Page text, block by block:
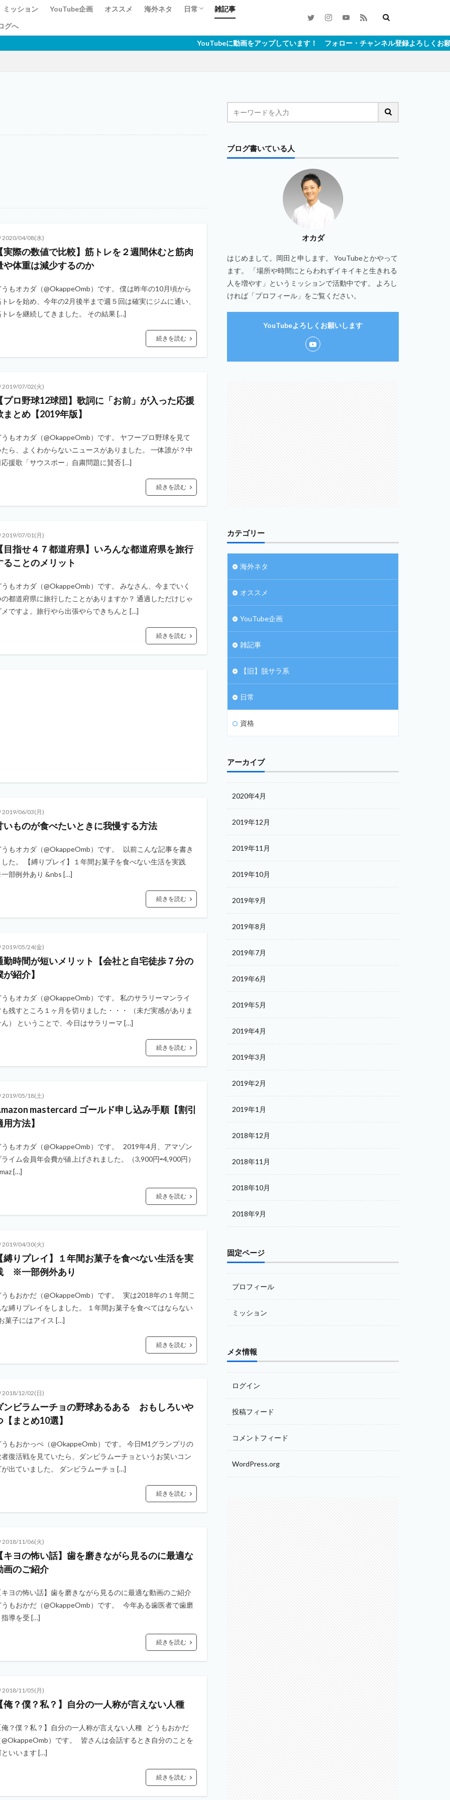
ミッション YouTube企画 オススメ 海外ネタ 日常
雑記事
グへ
YouTubeに動画をアップしています！ フォロー・チャンネル登録よろしくお願いします！
2020/04/08(水)
実際の数値で比較】筋トレを２週間休むと筋肉
や体重は減少するのか
うもオカダ（@OkappeOmb）です。 僕は昨年の10月頃から
レを始め、今年の2月後半まで週５回は確実にジムに通い、
トレを継続してきました。 その結果 […]
続きを読む
2019/07/02(火)
プロ野球12球団】歌詞に「お前」が入った応援
まとめ【2019年版】
うもオカダ（@OkappeOmb）です。 ヤフープロ野球を見て
たら、よくわからないニュースがありました。 一体誰が？中
応援歌「サウスポー」自粛問題に賛否 […]
続きを読む
2019/07/01(月)
目指せ４７都道府県】いろんな都道府県を旅行
ることのメリット
うもオカダ（@OkappeOmb）です。 みなさん、今までいく
の都道府県に旅行したことがありますか？ 通過しただけじゃ
メですよ。旅行やら出張やらできちんと […]
続きを読む
2019/06/03(月)
いものが食べたいときに我慢する方法
うもオカダ（@OkappeOmb）です。 以前こんな記事を書き
した。 【縛りプレイ】１年間お菓子を食べない生活を実践
部例外あり &nbs […]
続きを読む
2019/05/24(金)
勤時間が短いメリット【会社と自宅徒歩７分の
が紹介】
うもオカダ（@OkappeOmb）です。 私のサラリーマンライ
も残すところ１ヶ月を切りました・・・ （未だ実感がありま
ん） ということで、今日はサラリーマ […]
続きを読む
2019/05/18(土)
mastercard ゴールド申し込み手順【割引
用方法】
うもオカダ（@OkappeOmb）です。 2019年4月、アマゾン
イム会員年会費が値上げされました。（3,900円⇨4,900円）
[…]
続きを読む
2019/04/30(火)
縛りプレイ】１年間お菓子を食べない生活を実
※一部例外あり
うもおかだ（@OkappeOmb）です。 実は2018年の１年間こ
な縛りプレイをしました。 １年間お菓子を食べてはならない
菓子にはアイス […]
続きを読む
2018/12/02(日)
ンビラムーチョの野球あるある おもしろいや
【まとめ10選】
うもおかっぺ（@OkappeOmb）です。 今日M1グランプリの
者復活戦を見ていたら、ダンビラムーチョというお笑いコン
が出ていました。 ダンビラムーチョ […]
続きを読む
2018/11/06(火)
キヨの怖い話】歯を磨きながら見るのに最適な
画のご紹介
キヨの怖い話】歯を磨きながら見るのに最適な動画のご紹介
うもおかだ（@OkappeOmb）です。 今年ある歯医者で歯磨
指導を受 […]
続きを読む
2018/11/05(月)
俺？僕？私？】自分の一人称が言えない人種
俺？僕？私？】自分の一人称が言えない人種 どうもおかだ
@OkappeOmb）です。 皆さんは会話するとき自分のことを
といいます […]
続きを読む
ブログ書いている人
オカダ
はじめまして。岡田と申します。 YouTubeとかやって
ます。 「場所や時間にとらわれずイキイキと生きれる
人を増やす」というミッションで活動中です。 よろし
ければ「プロフィール」をご覧ください。
YouTubeよろしくお願いします
カテゴリー
海外ネタ
オススメ
YouTube企画
雑記事
【旧】脱サラ系
日常
資格
アーカイブ
2020年4月
2019年12月
2019年11月
2019年10月
2019年9月
2019年8月
2019年7月
2019年6月
2019年5月
2019年4月
2019年3月
2019年2月
2019年1月
2018年12月
2018年11月
2018年10月
2018年9月
固定ページ
プロフィール
ミッション
メタ情報
ログイン
投稿フィード
コメントフィード
WordPress.org